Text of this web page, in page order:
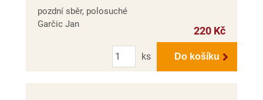
pozdní sběr, polosuché
Garčic Jan
220 Kč
Počet
ks
Do košíku